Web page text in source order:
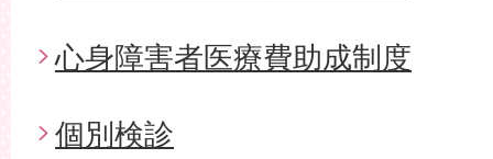
心身障害者医療費助成制度
個別検診